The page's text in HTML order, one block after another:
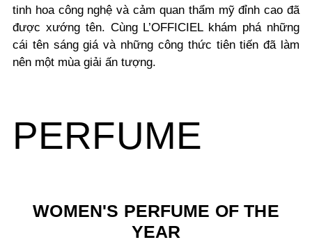
tinh hoa công nghệ và cảm quan thẩm mỹ đỉnh cao đã
được xướng tên. Cùng L’OFFICIEL khám phá những
cái tên sáng giá và những công thức tiên tiến đã làm
nên một mùa giải ấn tượng.
PERFUME
WOMEN'S PERFUME OF THE
YEAR